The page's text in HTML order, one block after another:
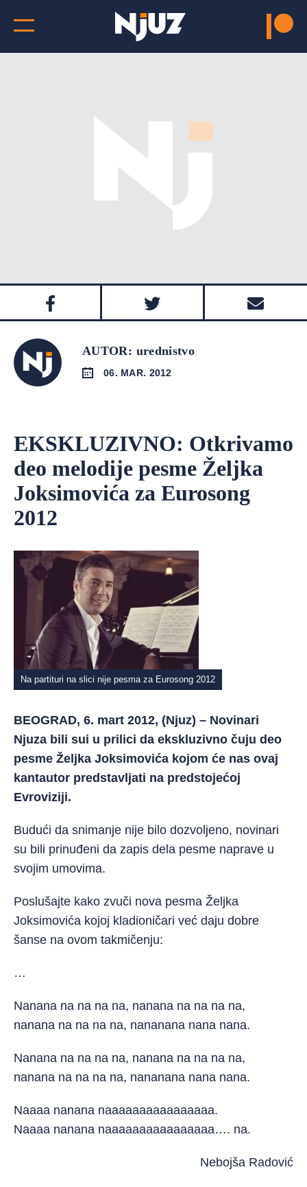
AUTOR: urednistvo
06. MAR. 2012
EKSKLUZIVNO: Otkrivamo
deo melodije pesme Željka
Joksimovića za Eurosong
2012
Na partituri na slici nije pesma za Eurosong 2012
BEOGRAD, 6. mart 2012, (Njuz) – Novinari
Njuza bili sui u prilici da ekskluzivno čuju deo
pesme Željka Joksimovića kojom će nas ovaj
kantautor predstavljati na predstojećoj
Evroviziji.
Budući da snimanje nije bilo dozvoljeno, novinari
su bili prinuđeni da zapis dela pesme naprave u
svojim umovima.
Poslušajte kako zvuči nova pesma Željka
Joksimovića kojoj kladioničari već daju dobre
šanse na ovom takmičenju:
…
Nanana na na na na, nanana na na na na,
nanana na na na na, nananana nana nana.
Nanana na na na na, nanana na na na na,
nanana na na na na, nananana nana nana.
Naaaa nanana naaaaaaaaaaaaaaaa.
Naaaa nanana naaaaaaaaaaaaaaaa…. na.
Nebojša Radović